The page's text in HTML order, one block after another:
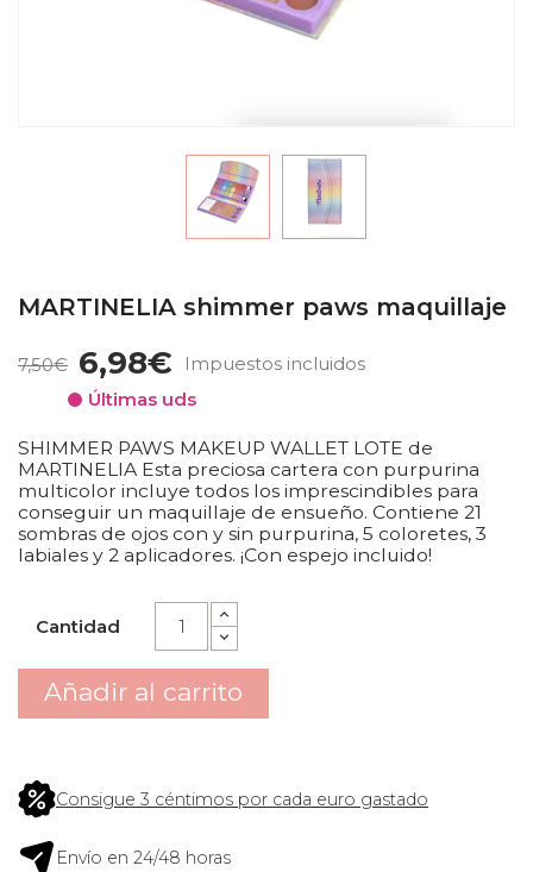
MARTINELIA shimmer paws maquillaje
7,50€ 6,98€
Impuestos incluidos
Últimas uds
SHIMMER PAWS MAKEUP WALLET LOTE de
MARTINELIA Esta preciosa cartera con purpurina
multicolor incluye todos los imprescindibles para
conseguir un maquillaje de ensueño. Contiene 21
sombras de ojos con y sin purpurina, 5 coloretes, 3
labiales y 2 aplicadores. ¡Con espejo incluido!
Cantidad
Añadir al carrito
Consigue 3 céntimos por cada euro gastado
Envío en 24/48 horas